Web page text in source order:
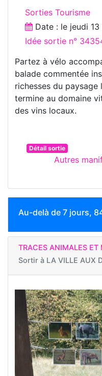
Sorties Tourisme
Date : le jeudi
Idée sortie n°
Partez à vélo
balade commentée
richesses du
termine au domaine
des vins locaux.
Détail sortie
Autres
Au-delà de 7 jours,
TRACES ANIMALES ET
Sortir à LA VILLE AUX